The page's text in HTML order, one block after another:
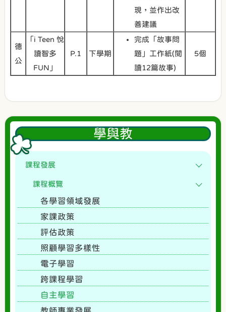
現，並作出改
善建議
德
公
「i Teen 悅
讀智多
FUN」
P.1 下學期
完成「故事問
題」工作紙(閱
讀12篇故事)
5個
學與教
課程發展
課程概覽
各學習領域發展
家課政策
評估政策
照顧學習多樣性
電子學習
跨課程學習
自主學習
教師專業發展